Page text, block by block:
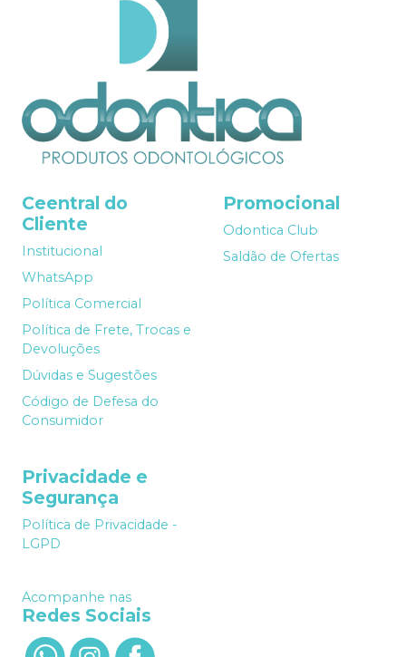
Ceentral do
Cliente
Institucional
WhatsApp
Política Comercial
Política de Frete, Trocas e
Devoluções
Dúvidas e Sugestões
Código de Defesa do
Consumidor
Promocional
Odontica Club
Saldão de Ofertas
Privacidade e
Segurança
Política de Privacidade -
LGPD
Acompanhe nas
Redes Sociais